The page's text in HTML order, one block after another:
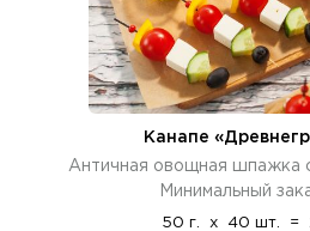
Канапе
Античная овощная шпажка
Минимальный
50 г. x 40 шт. =